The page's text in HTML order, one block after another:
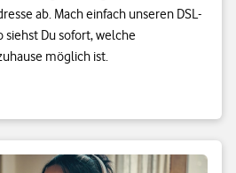
ab. Mach einfach unseren DSL-
siehst Du sofort, welche
möglich ist.